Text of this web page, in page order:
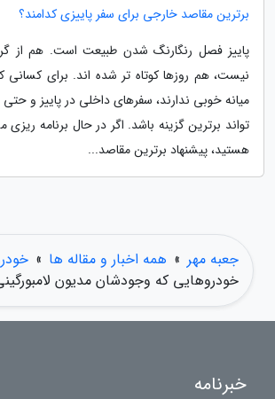
برترین مقاصد خارجی برای سفر پاییزی کدامند؟
پاییز فصل رنگارنگ شدن طبیعت است. هم از
نیست، هم روزها کوتاه تر شده اند. برای کسانی
میانه خوبی ندارند، سفرهای داخلی در پاییز و
تواند برترین گزینه باشد. اگر در حال برنامه
هستید، پیشنهاد برترین مقاصد...
جعبه مهر » همه اخبار و مقاله ها »
خودروهایی که وجودشان مدیون
خبرنامه